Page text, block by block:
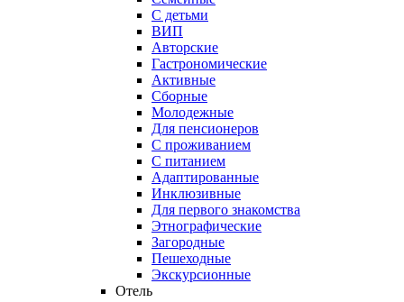
С детьми
ВИП
Авторские
Гастрономические
Активные
Сборные
Молодежные
Для пенсионеров
С проживанием
С питанием
Адаптированные
Инклюзивные
Для первого знакомства
Этнографические
Загородные
Пешеходные
Экскурсионные
Отель